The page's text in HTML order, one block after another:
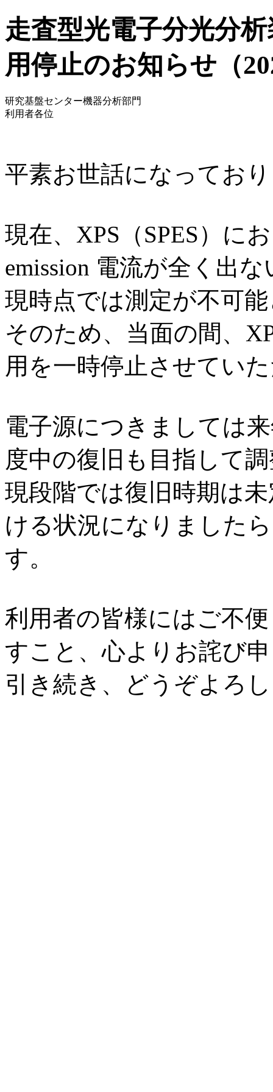
走査型光電子分光分
用停止のお知らせ（
研究基盤センター機器分析部門
利用者各位
平素お世話になってお
現在、XPS（SPES）に
emission 電流が全く出
現時点では測定が不可
そのため、当面の間、
用を一時停止させてい
電子源につきましては
度中の復旧も目指して
現段階では復旧時期は
ける状況になりました
す。
利用者の皆様にはご不
すこと、心よりお詫び
引き続き、どうぞよろ